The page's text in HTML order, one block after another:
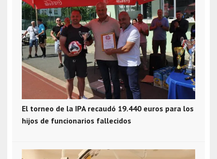
El torneo de la IPA recaudó 19.440 euros para los
hijos de funcionarios fallecidos